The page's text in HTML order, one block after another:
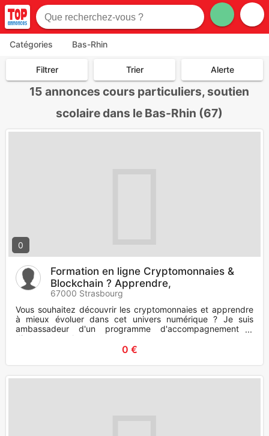
Catégories Bas-Rhin
Filtrer Trier Alerte
15 annonces cours particuliers, soutien
scolaire dans le Bas-Rhin (67)
0
Formation en ligne Cryptomonnaies &
Blockchain ? Apprendre,
67000 Strasbourg
Vous souhaitez découvrir les cryptomonnaies et apprendre
à mieux évoluer dans cet univers numérique ? Je suis
ambassadeur d'un programme d'accompagnement à
distance pour les per
0 €